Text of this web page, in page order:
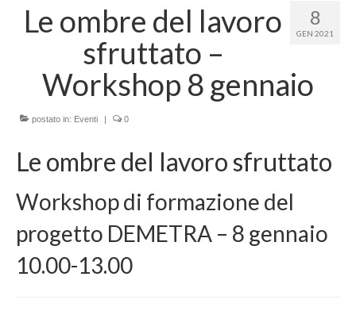
CHI SIAMO
NETWORK
LINK UTILI
AREE DI RICERCA
MIGRAZIONI, MOBILITA’ E MODELLI DI
ACCOGLIENZA
POLITICHE E SERVIZI SOCIO-SANITARI,
ENTI DI TERZO SETTORE
PROCESSI DI IMPOVERIMENTO, STILI DI
VITA E INSICUREZZA ALIMENTARE
8
GEN 2021
Le ombre del lavoro
sfruttato –
Workshop 8 gennaio
postato in: Eventi | 0
Le ombre del lavoro sfruttato
Workshop di formazione del
progetto DEMETRA – 8 gennaio
10.00-13.00